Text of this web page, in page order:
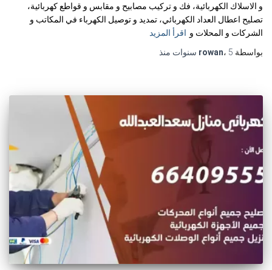
و الاسلاك الكهربائية، فك و تركيب مصابيح و مقابس و قواطع كهربائية،
تصليح اعطال العداد الكهربائي، تمديد و توصيل الكهرباء في المكاتب و
الشركات و المحلات و اقرأ المزيد
بواسطة
rowan، 5 سنوات منذ